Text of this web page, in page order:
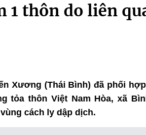
1 thôn do liên
Xương (Thái Bình) đã phối
tỏa thôn Việt Nam Hòa, xã
cách ly dập dịch.